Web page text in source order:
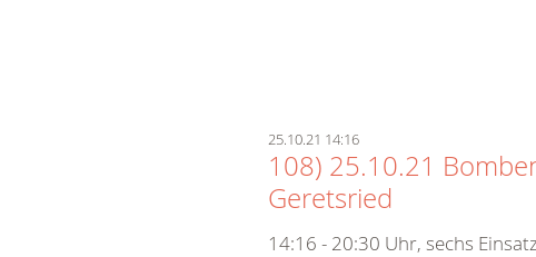
25.10.21 14:16
108) 25.10.21
Geretsried
14:16 - 20:30 Uhr, sechs